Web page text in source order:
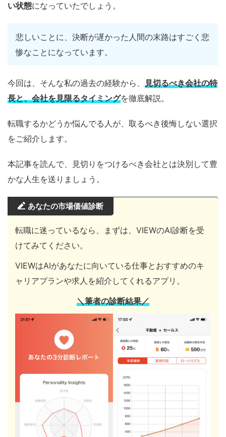
い状態になっていたでしょう。
悲しいことに、決断が遅かった人間の末路はすごく悲
惨なことになっています。
今回は、そんな私の過去の経験から、 見切るべき会社の特
長と、会社を見限るタイミングを徹底解説。
転職するかどうか悩んでる人が、取るべき後悔しない選択
をご紹介します。
本記事を読んで、見切りをつけるべき会社とは決別して豊
かな人生を送りましょう。
あなたの市場価値診断
転職に迷っているなら、まずは、VIEWのAI診断を受
けてみてください。
VIEWはAIがあなたに向いている仕事とおすすめのキ
ャリアプランや求人を紹介してくれるアプリ。
＼筆者の診断結果／